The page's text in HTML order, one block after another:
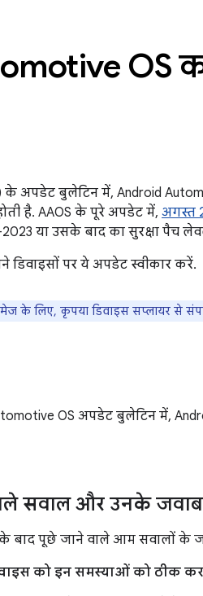
OS
के अपडेट बुलेटिन में, Android
है. AAOS के पूरे अपडेट में, अगस्त
या उसके बाद का सुरक्षा पैच
डिवाइसों पर ये अपडेट स्वीकार करें.
के लिए, कृपया डिवाइस सप्लायर से
OS अपडेट बुलेटिन में,
सवाल और उनके जवाब
बाद पूछे जाने वाले आम सवालों के
को इन समस्याओं को ठीक